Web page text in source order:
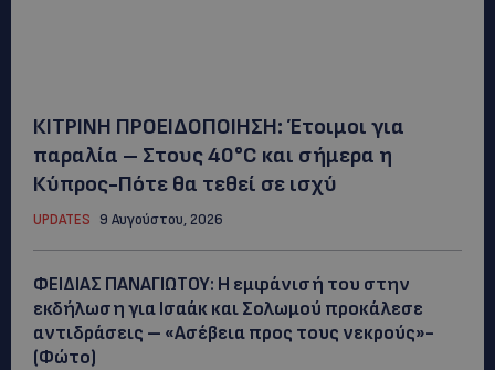
ΚΙΤΡΙΝΗ ΠΡΟΕΙΔΟΠΟΙΗΣΗ: Έτοιμοι για
παραλία – Στους 40°C και σήμερα η
Κύπρος-Πότε θα τεθεί σε ισχύ
UPDATES 9 Αυγούστου, 2026
ΦΕΙΔΙΑΣ ΠΑΝΑΓΙΩΤΟΥ: Η εμφάνισή του στην
εκδήλωση για Ισαάκ και Σολωμού προκάλεσε
αντιδράσεις – «Ασέβεια προς τους νεκρούς»-
(Φώτο)